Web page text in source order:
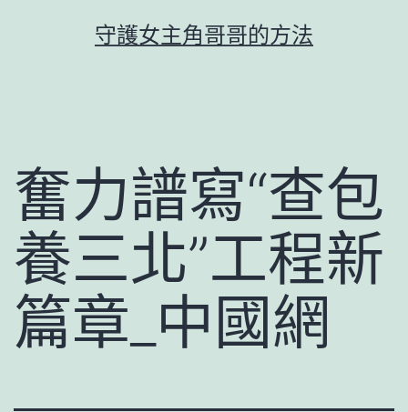
守護女主角哥哥的方法
奮力譜寫“查包
養三北”工程新
篇章_中國網